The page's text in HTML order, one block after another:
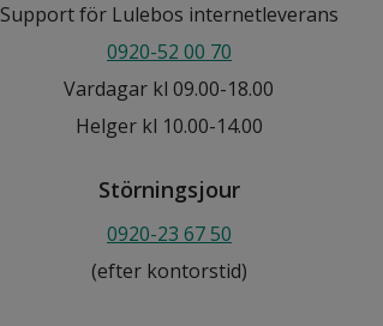
Support för Lulebos internetleverans
0920-52 00 70
Vardagar kl 09.00-18.00
Helger kl 10.00-14.00
Störningsjour
0920-23 67 50
(efter kontorstid)